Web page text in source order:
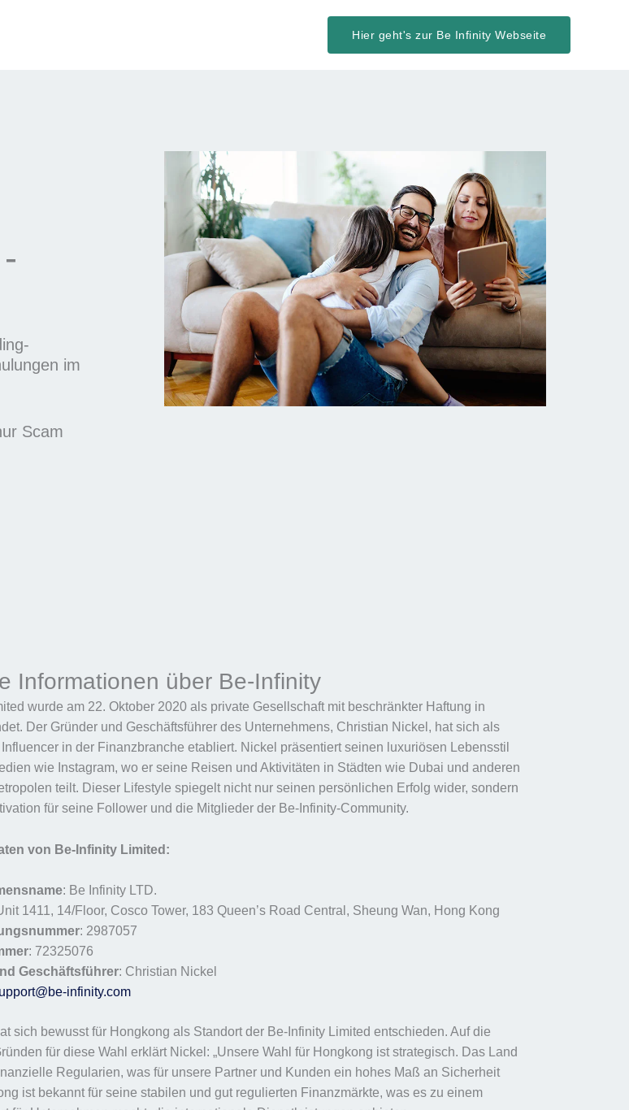
Hier geht's zur Be Infinity Webseite
im
Scam
Informationen über Be-Infinity
wurde am 22. Oktober 2020 als private Gesellschaft mit beschränkter Haftung in
Der Gründer und Geschäftsführer des Unternehmens, Christian Nickel, hat sich als
in der Finanzbranche etabliert. Nickel präsentiert seinen luxuriösen Lebensstil
wie Instagram, wo er seine Reisen und Aktivitäten in Städten wie Dubai und anderen
teilt. Dieser Lifestyle spiegelt nicht nur seinen persönlichen Erfolg wider, sondern
für seine Follower und die Mitglieder der Be-Infinity-Community.
von Be-Infinity Limited:
: Be Infinity LTD.
1411, 14/Floor, Cosco Tower, 183 Queen’s Road Central, Sheung Wan, Hong Kong
: 2987057
: 72325076
Geschäftsführer: Christian Nickel
infinity.com
sich bewusst für Hongkong als Standort der Be-Infinity Limited entschieden. Auf die
für diese Wahl erklärt Nickel: „Unsere Wahl für Hongkong ist strategisch. Das Land
Regularien, was für unsere Partner und Kunden ein hohes Maß an Sicherheit
ist bekannt für seine stabilen und gut regulierten Finanzmärkte, was es zu einem